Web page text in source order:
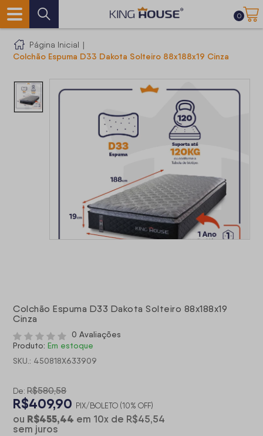
0
Página Inicial |
Colchão Espuma D33 Dakota Solteiro 88x188x19 Cinza
Colchão Espuma D33 Dakota Solteiro 88x188x19
Cinza
0 Avaliações
Produto: Em estoque
SKU.: 450818X633909
De: R$580,58
R$409,90 PIX/BOLETO (10% OFF)
ou R$455,44 em 10x de R$45,54
sem juros